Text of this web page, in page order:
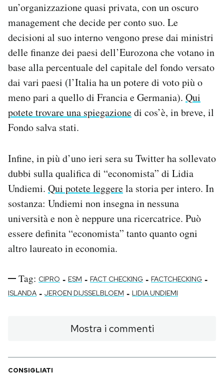
un’organizzazione quasi privata, con un oscuro
management che decide per conto suo. Le
decisioni al suo interno vengono prese dai ministri
delle finanze dei paesi dell’Eurozona che votano in
base alla percentuale del capitale del fondo versato
dai vari paesi (l’Italia ha un potere di voto più o
meno pari a quello di Francia e Germania). Qui
potete trovare una spiegazionedi cos’è, in breve, il
Fondo salva stati.
Infine, in più d’uno ieri sera su Twitter ha sollevato
dubbi sulla qualifica di “economista” di Lidia
Undiemi. Qui potete leggerela storia per intero. In
sostanza: Undiemi non insegna in nessuna
università e non è neppure una ricercatrice. Può
essere definita “economista” tanto quanto ogni
altro laureato in economia.
Tag: CIPRO - ESM - FACT CHECKING - FACTCHECKING -
ISLANDA - JEROEN DIJSSELBLOEM - LIDIA UNDIEMI
Mostra i commenti
CONSIGLIATI